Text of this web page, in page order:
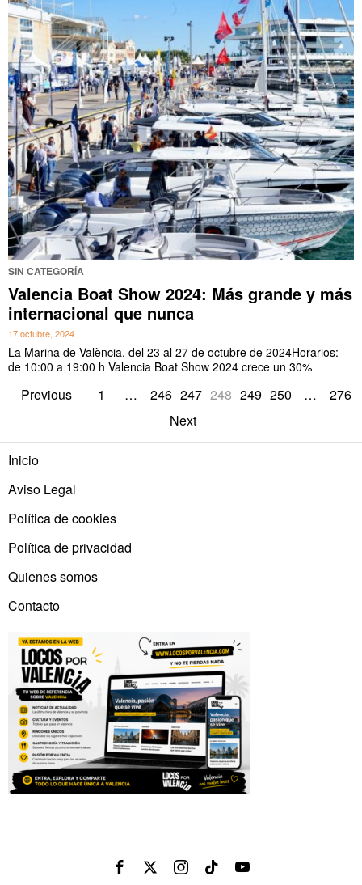
SIN CATEGORÍA
Valencia Boat Show 2024: Más grande y más
internacional que nunca
17 octubre, 2024
La Marina de València, del 23 al 27 de octubre de 2024Horarios:
de 10:00 a 19:00 h Valencia Boat Show 2024 crece un 30%
Previous 1 … 246 247 248 249 250 …
276
Next
Inicio
Aviso Legal
Política de cookies
Política de privacidad
Quienes somos
Contacto